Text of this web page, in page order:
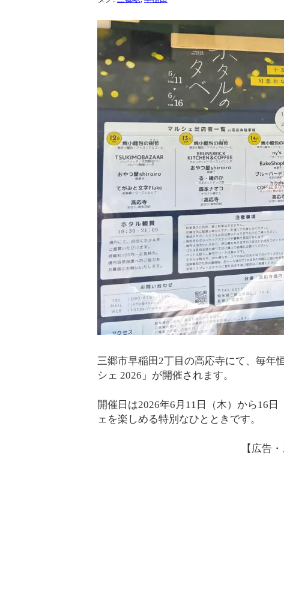
三郷市早稲田2丁目の高応寺にて、毎年
シェ 2026」が開催されます。
開催日は2026年6月11日（木）から16
ェを楽しめる特別なひとときです。
【広告